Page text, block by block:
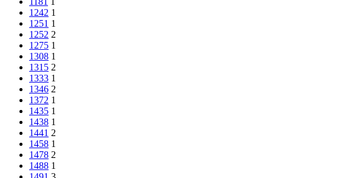
1242 1
1251 1
1252 2
1275 1
1308 1
1315 2
1333 1
1346 2
1372 1
1435 1
1438 1
1441 2
1458 1
1478 2
1488 1